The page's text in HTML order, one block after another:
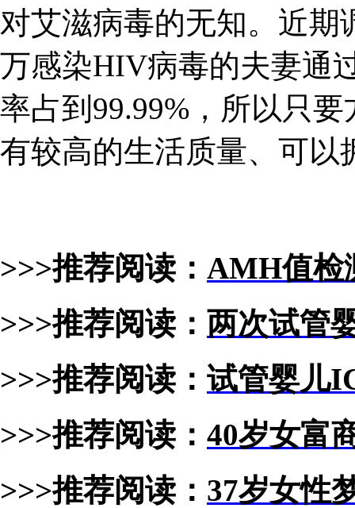
对艾滋病毒的无知。近期
万感染HIV病毒的夫妻通
率占到99.99%，所以只
有较高的生活质量、可以
>>>推荐阅读： AMH值检
>>>推荐阅读： 两次试管
>>>推荐阅读： 试管婴儿
>>>推荐阅读： 40岁女富
>>>推荐阅读： 37岁女性